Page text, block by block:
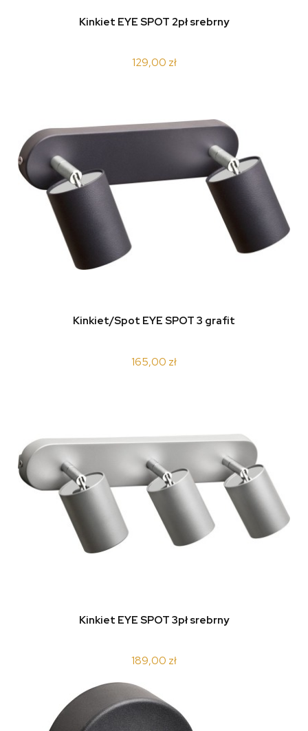
Kinkiet EYE SPOT 2pł srebrny
129,00 zł
Kinkiet/Spot EYE SPOT 3 grafit
165,00 zł
Kinkiet EYE SPOT 3pł srebrny
189,00 zł